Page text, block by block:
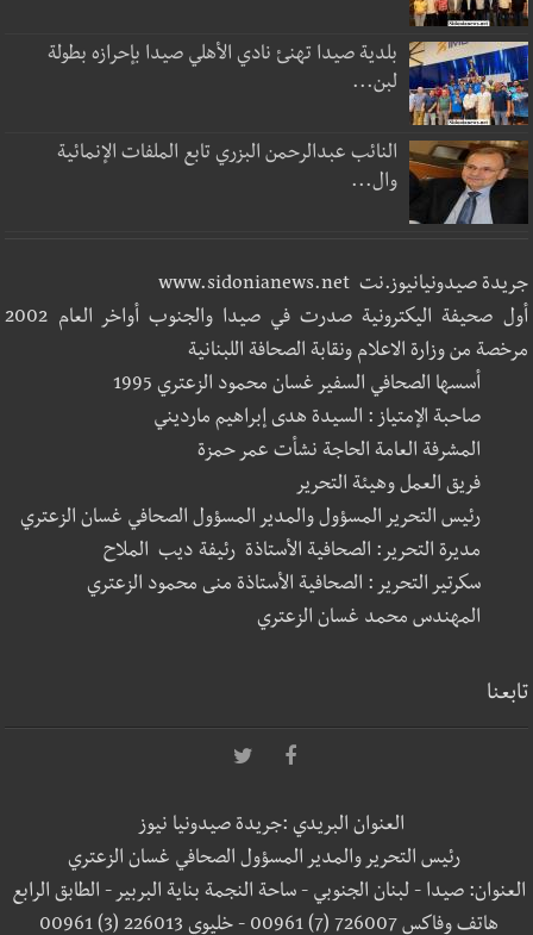
بلدية صيدا تهنئ نادي الأهلي صيدا بإحرازه بطولة
لبن...
النائب عبدالرحمن البزري تابع الملفات الإنمائية
وال...
جريدة صيدونيانيوز.نت www.sidonianews.net
أول صحيفة اليكترونية صدرت في صيدا والجنوب أواخر العام 2002
مرخصة من وزارة الاعلام ونقابة الصحافة اللبنانية
أسسها الصحافي السفير غسان محمود الزعتري 1995
صاحبة الإمتياز : السيدة هدى إبراهيم مارديني
المشرفة العامة الحاجة نشأت عمر حمزة
فريق العمل وهيئة التحرير
رئيس التحرير المسؤول والمدير المسؤول الصحافي غسان الزعتري
مديرة التحرير: الصحافية الأستاذة رئيفة ديب الملاح
سكرتير التحرير : الصحافية الأستاذة منى محمود الزعتري
المهندس محمد غسان الزعتري
تابعنا
العنوان البريدي :جريدة صيدونيا نيوز
رئيس التحرير والمدير المسؤول الصحافي غسان الزعتري
العنوان: صيدا - لبنان الجنوبي - ساحة النجمة بناية البربير - الطابق الرابع
هاتف وفاكس 726007 (7) 00961 - خليوي 226013 (3) 00961